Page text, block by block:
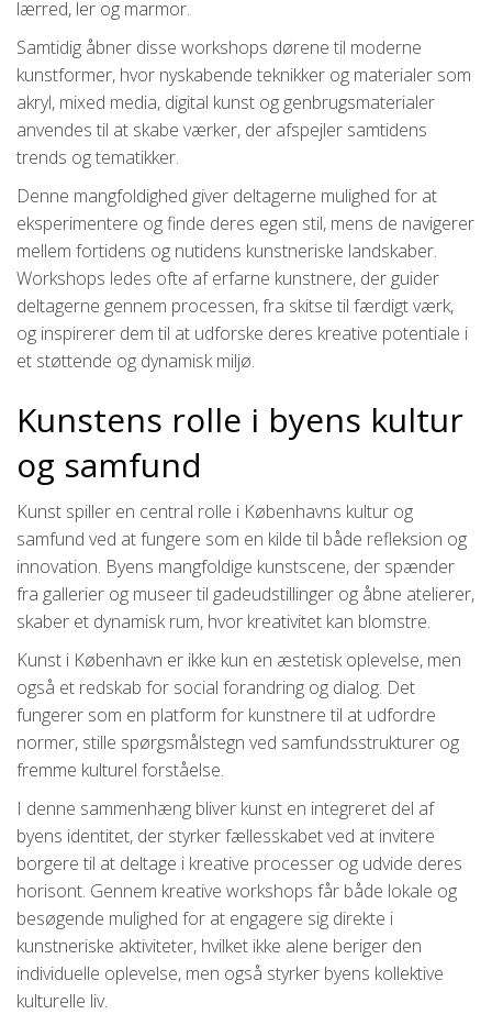
lærred, ler og marmor.
Samtidig åbner disse workshops dørene til moderne
kunstformer, hvor nyskabende teknikker og materialer som
akryl, mixed media, digital kunst og genbrugsmaterialer
anvendes til at skabe værker, der afspejler samtidens
trends og tematikker.
Denne mangfoldighed giver deltagerne mulighed for at
eksperimentere og finde deres egen stil, mens de navigerer
mellem fortidens og nutidens kunstneriske landskaber.
Workshops ledes ofte af erfarne kunstnere, der guider
deltagerne gennem processen, fra skitse til færdigt værk,
og inspirerer dem til at udforske deres kreative potentiale i
et støttende og dynamisk miljø.
Kunstens rolle i byens kultur
og samfund
Kunst spiller en central rolle i Københavns kultur og
samfund ved at fungere som en kilde til både refleksion og
innovation. Byens mangfoldige kunstscene, der spænder
fra gallerier og museer til gadeudstillinger og åbne atelierer,
skaber et dynamisk rum, hvor kreativitet kan blomstre.
Kunst i København er ikke kun en æstetisk oplevelse, men
også et redskab for social forandring og dialog. Det
fungerer som en platform for kunstnere til at udfordre
normer, stille spørgsmålstegn ved samfundsstrukturer og
fremme kulturel forståelse.
I denne sammenhæng bliver kunst en integreret del af
byens identitet, der styrker fællesskabet ved at invitere
borgere til at deltage i kreative processer og udvide deres
horisont. Gennem kreative workshops får både lokale og
besøgende mulighed for at engagere sig direkte i
kunstneriske aktiviteter, hvilket ikke alene beriger den
individuelle oplevelse, men også styrker byens kollektive
kulturelle liv.